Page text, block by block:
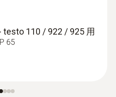
testo 110 / 922 / 925 用
65